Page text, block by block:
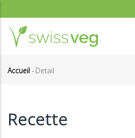
au
contenu
principal
Accueil - Detail
Recette